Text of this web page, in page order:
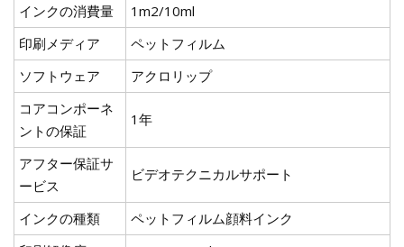
インクの消費量
1m2/10ml
印刷メディア
ペットフィルム
ソフトウェア
アクロリップ
コアコンポーネ
ントの保証
1年
アフター保証サ
ービス
ビデオテクニカルサポート
インクの種類
ペットフィルム顔料インク